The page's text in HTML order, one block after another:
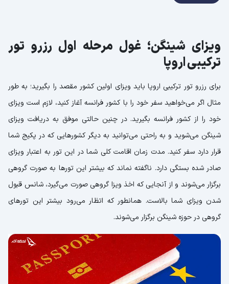
ویزای شینگن؛ غول مرحله اول رزرو تور
ترکیبی اروپا
برای رزرو تور ترکیبی اروپا باید ویزای اولین کشور مقصد را بگیرید؛ به طور
مثال اگر می‌خواهید سفر خود را با کشور فرانسه آغاز کنید، لازم است ویزای
خود را از کشور فرانسه بگیرید. در چنین حالتی موفق به دریافت ویزای
شینگن می‌شوید و به راحتی می‌توانید به دیگر کشورهایی که در پکیج شما
قرار دارد سفر کنید. مدت زمان اقامت کلی شما در این تور به اعتبار ویزای
صادر شده بستگی دارد. ناگفته نماند که بیشتر این تورها به صورت گروهی
برگزار می‌شوند و از آنجایی که اخذ ویزا گروهی صورت می‌گیرد، شانس قبول
شدن ویزای شما بالاست. همانطور که اتظار می‌رود بیشتر این تورهای
گروهی در حوزه شینگن برگزار می‌شوند.